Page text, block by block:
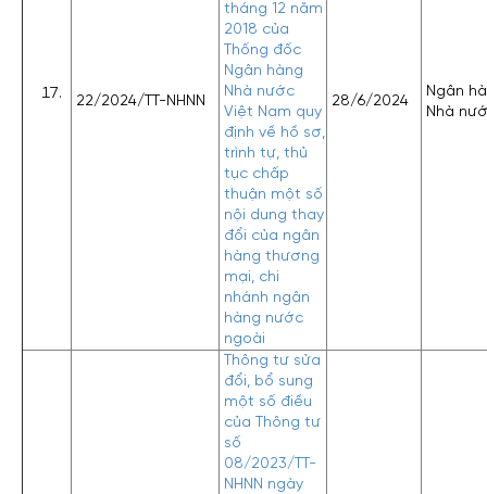
22/2024/TT-NHNN
tháng 12 năm
2018 của
Thống đốc
Ngân hàng
Nhà nước
Việt Nam quy
định về hồ sơ,
trình tự, thủ
tục chấp
thuận một số
nội dung thay
đổi của ngân
hàng thương
mại, chi
nhánh ngân
hàng nước
ngoài
28/6/2024
Ngân
Nhà
Thông tư sửa
đổi, bổ sung
một số điều
của Thông tư
số
08/2023/TT-
NHNN ngày